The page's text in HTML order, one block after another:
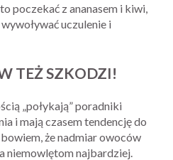
poczekać z ananasem i kiwi,
uczulenie i
TEŻ SZKODZI!
„połykają” poradniki
i mają czasem tendencję do
że nadmiar owoców
niemowlętom najbardziej.